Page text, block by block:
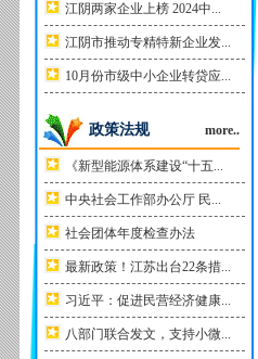
江阴两家企业上榜 2024中...
江阴市推动专精特新企业发...
10月份市级中小企业转贷应...
政策法规 more..
《新型能源体系建设“十五...
中央社会工作部办公厅 民...
社会团体年度检查办法
最新政策！江苏出台22条措...
习近平：促进民营经济健康...
八部门联合发文，支持小微...